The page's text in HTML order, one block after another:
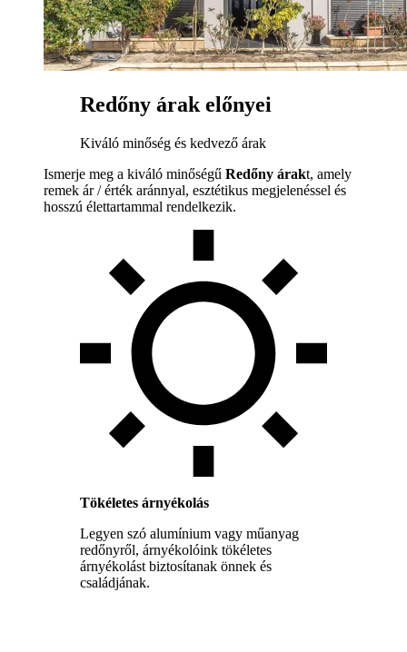
Redőny árak előnyei
Kiváló minőség és kedvező árak
Ismerje meg a kiváló minőségű Redőny árakt, amely
remek ár / érték aránnyal, esztétikus megjelenéssel és
hosszú élettartammal rendelkezik.
Tökéletes árnyékolás
Legyen szó alumínium vagy műanyag
redőnyről, árnyékolóink tökéletes
árnyékolást biztosítanak önnek és
családjának.